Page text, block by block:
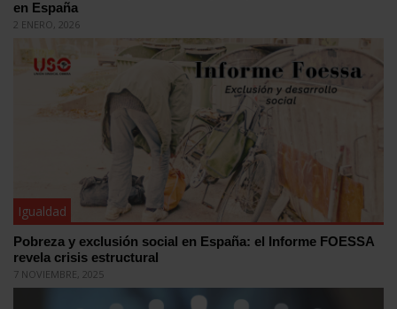
en España
2 ENERO, 2026
Igualdad
Pobreza y exclusión social en España: el Informe FOESSA
revela crisis estructural
7 NOVIEMBRE, 2025